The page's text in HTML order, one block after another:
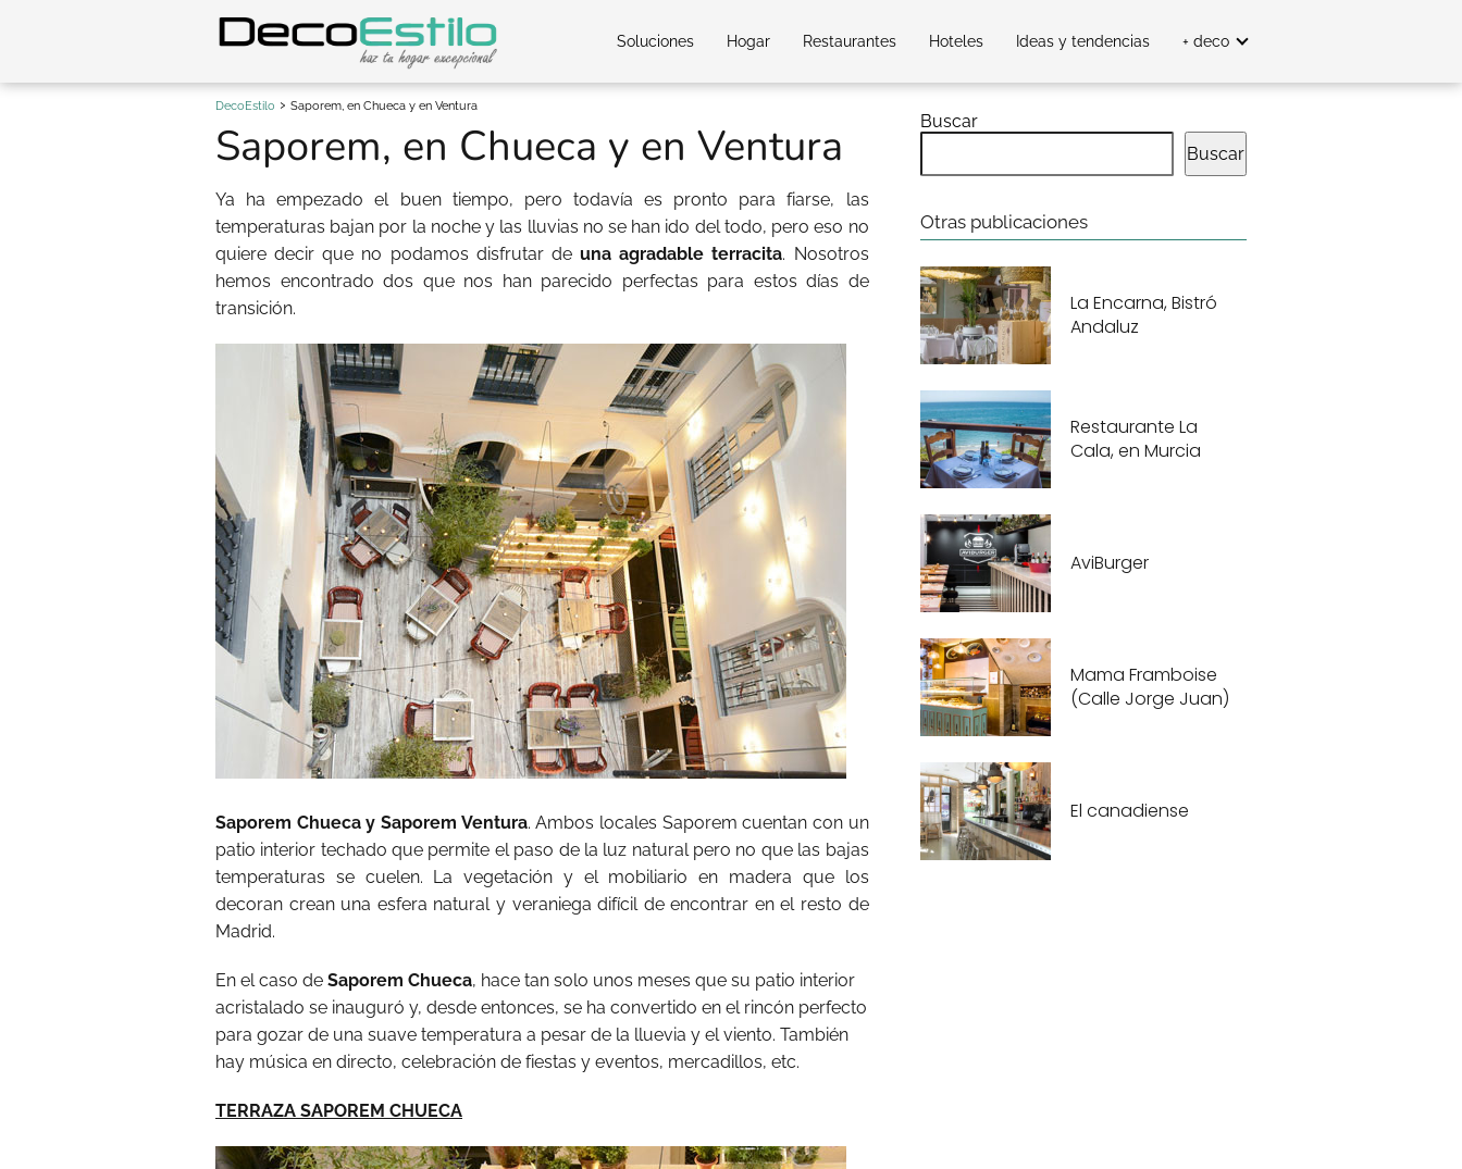
Soluciones Hogar Restaurantes Hoteles Ideas y tendencias + deco
DecoEstilo Saporem, en Chueca y en Ventura
Saporem, en Chueca y en Ventura
Ya ha empezado el buen tiempo, pero todavía es pronto para fiarse, las
temperaturas bajan por la noche y las lluvias no se han ido del todo, pero eso no
quiere decir que no podamos disfrutar deuna agradable terracita. Nosotros
hemos encontrado dos que nos han parecido perfectas para estos días de
transición.
Saporem Chueca y Saporem Ventura. Ambos locales Saporem cuentan con un
patio interior techado que permite el paso de la luz natural pero no que las bajas
temperaturas se cuelen. La vegetación y el mobiliario en madera que los
decoran crean una esfera natural y veraniega difícil de encontrar en el resto de
Madrid.
En el caso de Saporem Chueca, hace tan solo unos meses que su patio interior
acristalado se inauguró y, desde entonces, se ha convertido en el rincón perfecto
para gozar de una suave temperatura a pesar de la lluevia y el viento. También
hay música en directo, celebración de fiestas y eventos, mercadillos, etc.
TERRAZA SAPOREM CHUECA
Buscar
Buscar
Otras publicaciones
La Encarna, Bistró
Andaluz
Restaurante La
Cala, en Murcia
AviBurger
Mama Framboise
(Calle Jorge Juan)
El canadiense